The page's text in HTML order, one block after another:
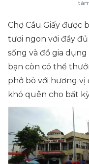
Chợ Cầu Giấy được
tươi ngon với đầy
sống và đồ gia dụng
bạn còn có thể
phở bò với hương vị
khó quên cho bất